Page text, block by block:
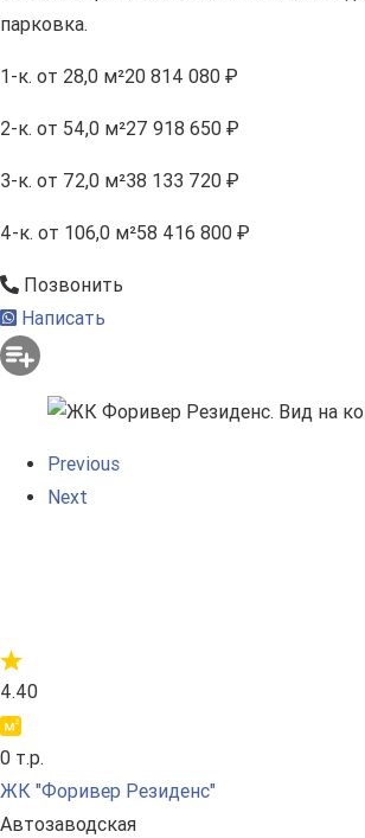
парковка.
1-к. от 28,0 м²20 814 080 ₽
2-к. от 54,0 м²27 918 650 ₽
3-к. от 72,0 м²38 133 720 ₽
4-к. от 106,0 м²58 416 800 ₽
Позвонить
Написать
Previous
Next
4.40
0 т.р.
ЖК "Форивер Резиденс"
Автозаводская